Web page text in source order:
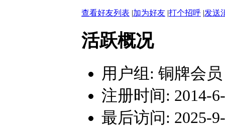
查看好友列表 |加为好友 |打个招呼 |发送
活跃概况
用户组: 铜牌会员
注册时间: 2014-
最后访问: 2025-